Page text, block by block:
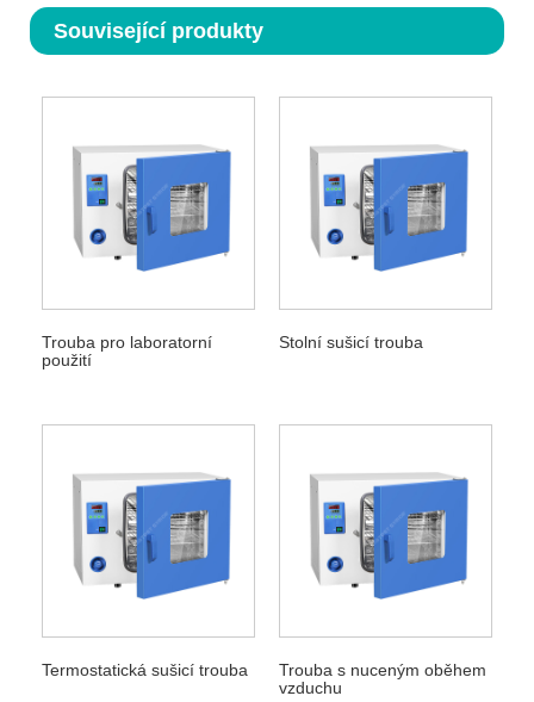
Související produkty
Trouba pro laboratorní
použití
Stolní sušicí trouba
Termostatická sušicí trouba
Trouba s nuceným oběhem
vzduchu